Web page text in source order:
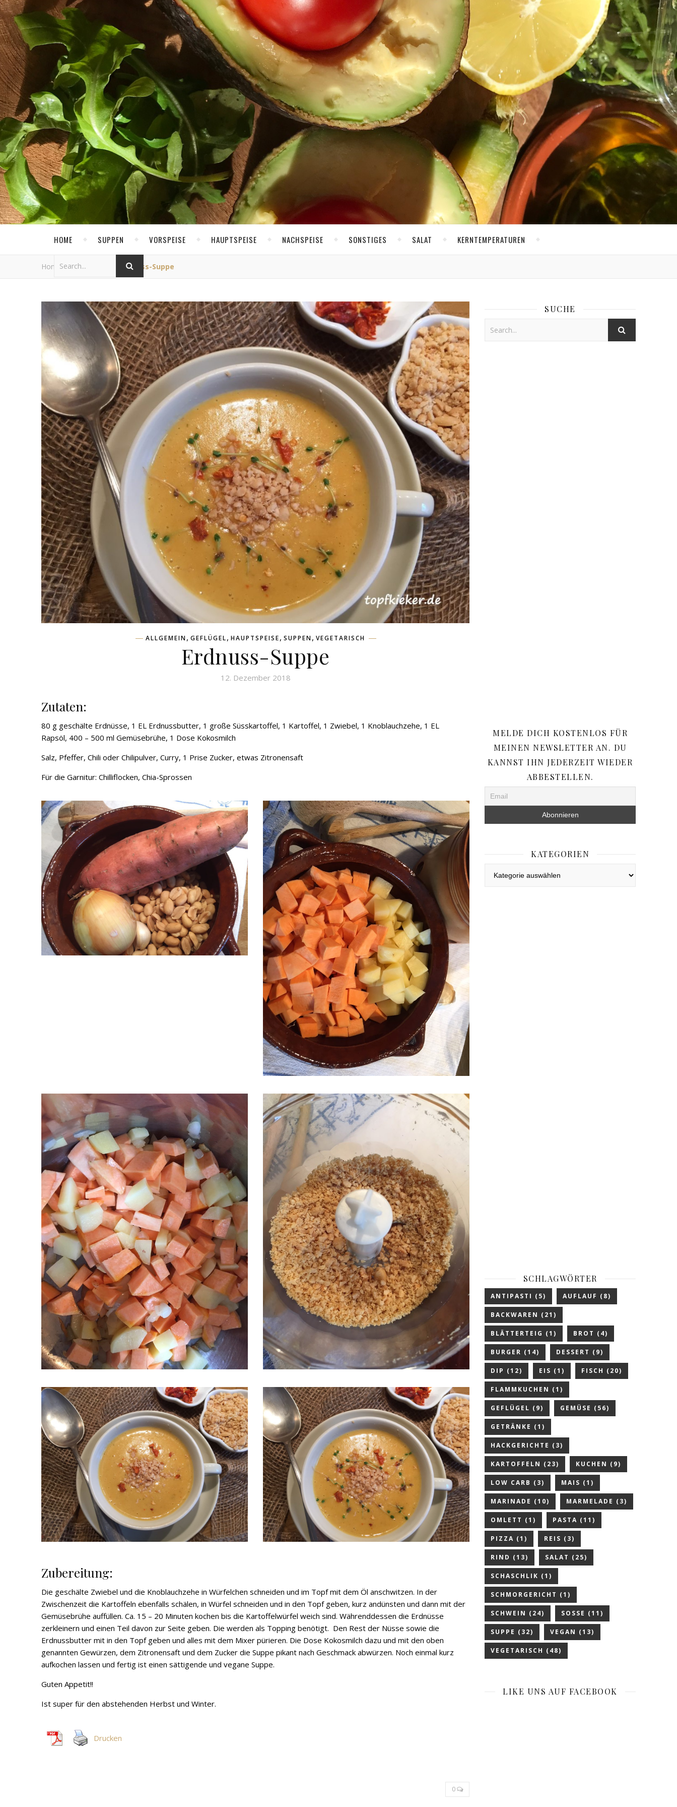
HOME SUPPEN VORSPEISE HAUPTSPEISE NACHSPEISE SONSTIGES SALAT KERNTEMPERATUREN
Home / Allgemein Erdnuss-Suppe
ALLGEMEIN, GEFLÜGEL, HAUPTSPEISE, SUPPEN, VEGETARISCH
Erdnuss-Suppe
12. Dezember 2018
Zutaten:
80 g geschälte Erdnüsse, 1 EL Erdnussbutter, 1 große Süsskartoffel, 1 Kartoffel, 1 Zwiebel, 1 Knoblauchzehe, 1 EL
Rapsöl, 400 – 500 ml Gemüsebrühe, 1 Dose Kokosmilch
Salz, Pfeffer, Chili oder Chilipulver, Curry, 1 Prise Zucker, etwas Zitronensaft
Für die Garnitur: Chilliflocken, Chia-Sprossen
Zubereitung:
Die geschälte Zwiebel und die Knoblauchzehe in Würfelchen schneiden und im Topf mit dem Öl anschwitzen. In der
Zwischenzeit die Kartoffeln ebenfalls schälen, in Würfel schneiden und in den Topf geben, kurz andünsten und dann mit der
Gemüsebrühe auffüllen. Ca. 15 – 20 Minuten kochen bis die Kartoffelwürfel weich sind. Währenddessen die Erdnüsse
zerkleinern und einen Teil davon zur Seite geben. Die werden als Topping benötigt. Den Rest der Nüsse sowie die
Erdnussbutter mit in den Topf geben und alles mit dem Mixer pürieren. Die Dose Kokosmilch dazu und mit den oben
genannten Gewürzen, dem Zitronensaft und dem Zucker die Suppe pikant nach Geschmack abwürzen. Noch einmal kurz
aufkochen lassen und fertig ist einen sättigende und vegane Suppe.
Guten Appetit!!
Ist super für den abstehenden Herbst und Winter.
Drucken
0
SUCHE
MELDE DICH KOSTENLOS FÜR
MEINEN NEWSLETTER AN. DU
KANNST IHN JEDERZEIT WIEDER
ABBESTELLEN.
KATEGORIEN
SCHLAGWÖRTER
ANTIPASTI (5) AUFLAUF (8)
BACKWAREN (21)
BLÄTTERTEIG (1) BROT (4)
BURGER (14) DESSERT (9)
DIP (12) EIS (1) FISCH (20)
FLAMMKUCHEN (1)
GEFLÜGEL (9) GEMÜSE (56)
GETRÄNKE (1)
HACKGERICHTE (3)
KARTOFFELN (23) KUCHEN (9)
LOW CARB (3) MAIS (1)
MARINADE (10) MARMELADE (3)
OMLETT (1) PASTA (11)
PIZZA (1) REIS (3)
RIND (13) SALAT (25)
SCHASCHLIK (1)
SCHMORGERICHT (1)
SCHWEIN (24) SOSSE (11)
SUPPE (32) VEGAN (13)
VEGETARISCH (48)
LIKE UNS AUF FACEBOOK